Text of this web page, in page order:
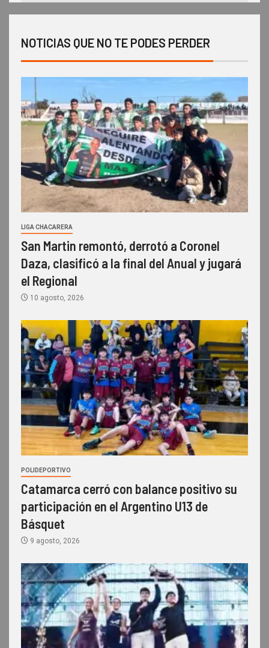
NOTICIAS QUE NO TE PODES PERDER
LIGA CHACARERA
San Martin remontó, derrotó a Coronel
Daza, clasificó a la final del Anual y jugará
el Regional
10 agosto, 2026
POLIDEPORTIVO
Catamarca cerró con balance positivo su
participación en el Argentino U13 de
Básquet
9 agosto, 2026